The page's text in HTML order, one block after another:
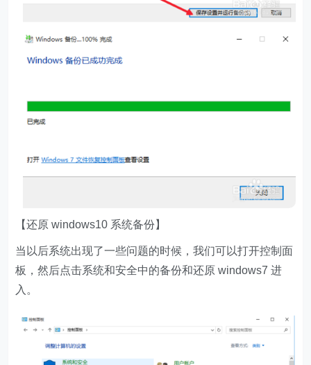
【还原 windows10 系统备份】
当以后系统出现了一些问题的时候，我们可以打开控制面
板，然后点击系统和安全中的备份和还原 windows7 进
入。